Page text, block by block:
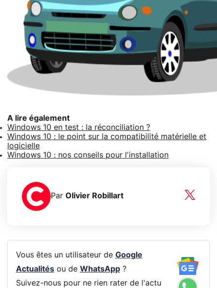
A lire également
Windows 10 en test : la réconciliation ?
Windows 10 : le point sur la compatibilité matérielle et
logicielle
Windows 10 : nos conseils pour l'installation
Par Olivier Robillart
Vous êtes un utilisateur de Google
Actualitésou de WhatsApp?
Suivez-nous pour ne rien rater de l'actu